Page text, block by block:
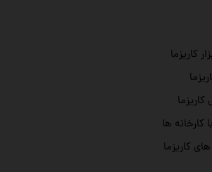
کاریزما
کارخانه ها
کاریزما